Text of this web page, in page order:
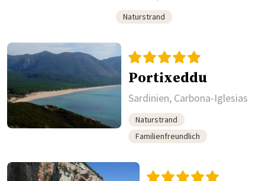
Naturstrand
Portixeddu
Sardinien, Carbona-Iglesias
Naturstrand
Familienfreundlich